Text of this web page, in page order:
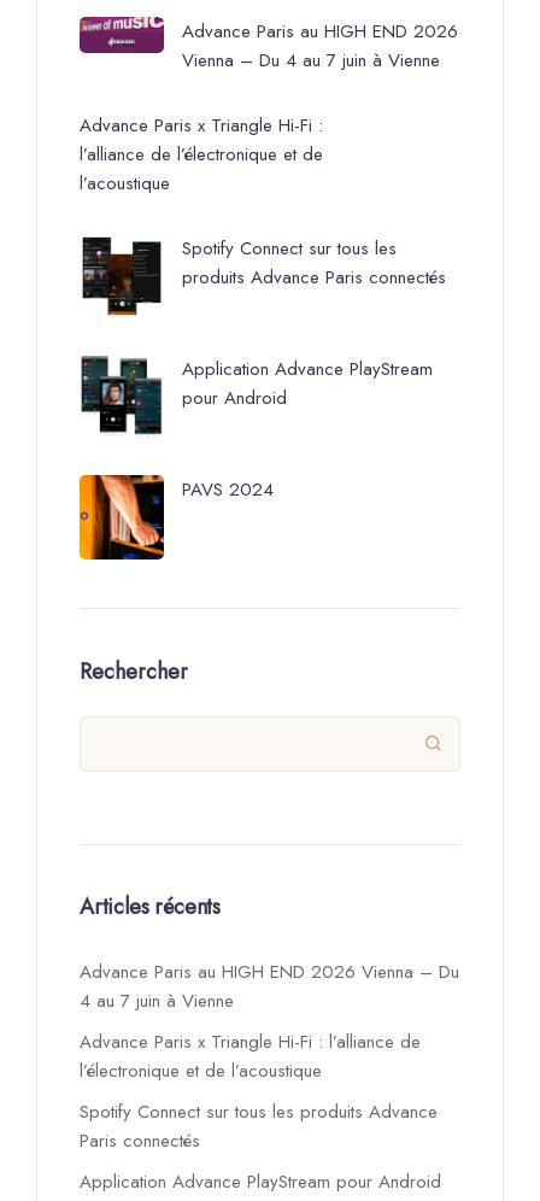
Advance Paris au HIGH END 2026
Vienna – Du 4 au 7 juin à Vienne
Advance Paris x Triangle Hi-Fi :
l’alliance de l’électronique et de
l’acoustique
Spotify Connect sur tous les
produits Advance Paris connectés
Application Advance PlayStream
pour Android
PAVS 2024
Rechercher

Articles récents
Advance Paris au HIGH END 2026 Vienna – Du
4 au 7 juin à Vienne
Advance Paris x Triangle Hi-Fi : l’alliance de
l’électronique et de l’acoustique
Spotify Connect sur tous les produits Advance
Paris connectés
Application Advance PlayStream pour Android